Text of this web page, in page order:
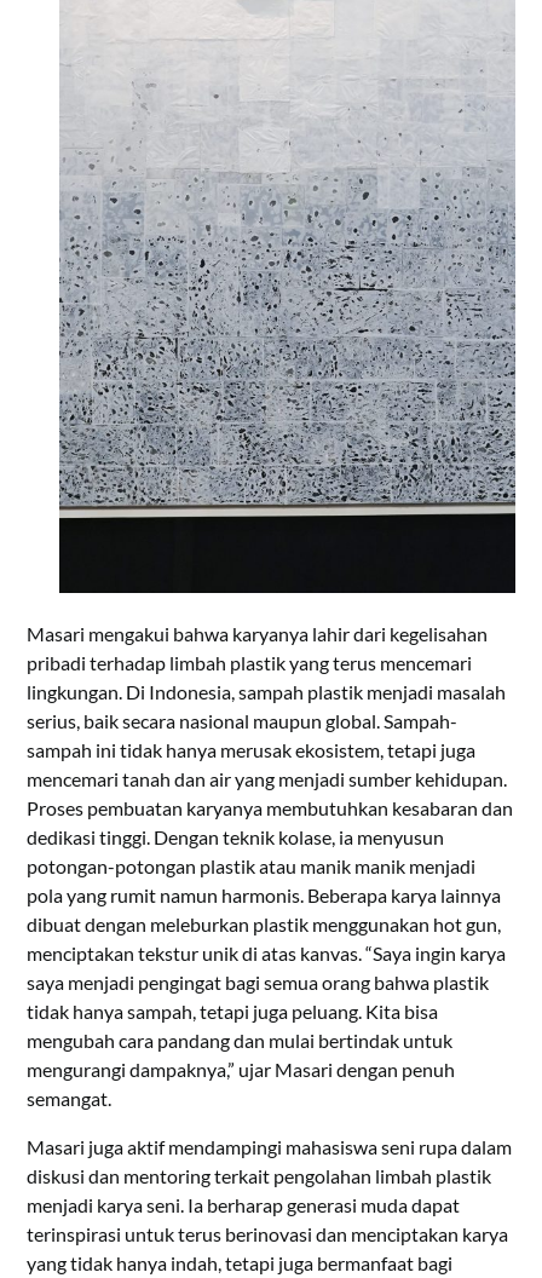
Masari mengakui bahwa karyanya lahir dari kegelisahan
pribadi terhadap limbah plastik yang terus mencemari
lingkungan. Di Indonesia, sampah plastik menjadi masalah
serius, baik secara nasional maupun global. Sampah-
sampah ini tidak hanya merusak ekosistem, tetapi juga
mencemari tanah dan air yang menjadi sumber kehidupan.
Proses pembuatan karyanya membutuhkan kesabaran dan
dedikasi tinggi. Dengan teknik kolase, ia menyusun
potongan-potongan plastik atau manik manik menjadi
pola yang rumit namun harmonis. Beberapa karya lainnya
dibuat dengan meleburkan plastik menggunakan hot gun,
menciptakan tekstur unik di atas kanvas. “Saya ingin karya
saya menjadi pengingat bagi semua orang bahwa plastik
tidak hanya sampah, tetapi juga peluang. Kita bisa
mengubah cara pandang dan mulai bertindak untuk
mengurangi dampaknya,” ujar Masari dengan penuh
semangat.
Masari juga aktif mendampingi mahasiswa seni rupa dalam
diskusi dan mentoring terkait pengolahan limbah plastik
menjadi karya seni. Ia berharap generasi muda dapat
terinspirasi untuk terus berinovasi dan menciptakan karya
yang tidak hanya indah, tetapi juga bermanfaat bagi